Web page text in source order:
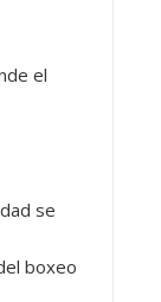
el
se
boxeo